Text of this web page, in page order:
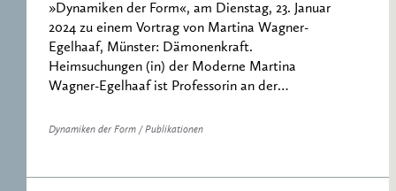
»Dynamiken der Form«, am Dienstag, 23. Januar
2024 zu einem Vortrag von Martina Wagner-
Egelhaaf, Münster: Dämonenkraft.
Heimsuchungen (in) der Moderne Martina
Wagner-Egelhaaf ist Professorin an der…
Dynamiken der Form / Publikationen